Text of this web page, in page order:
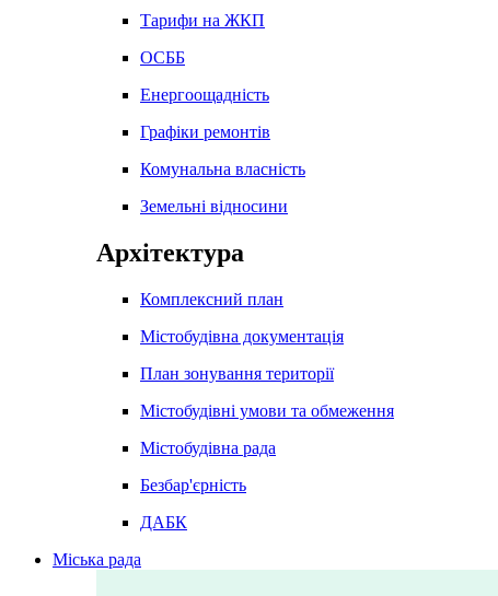
Тарифи на ЖКП
ОСББ
Енергоощадність
Графіки ремонтів
Комунальна власність
Земельні відносини
Архітектура
Комплексний план
Містобудівна документація
План зонування території
Містобудівні умови та обмеження
Містобудівна рада
Безбар'єрність
ДАБК
Міська рада